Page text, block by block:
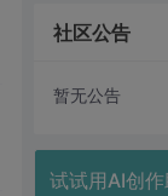
社区公告
暂无公告
试试用AI创